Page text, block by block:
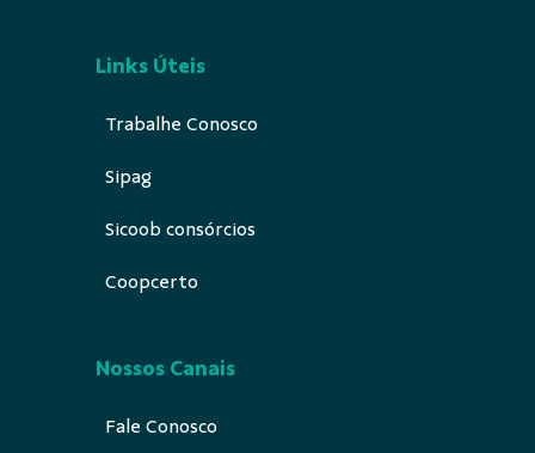
Links Úteis
Trabalhe Conosco
Sipag
Sicoob consórcios
Coopcerto
Nossos Canais
Fale Conosco